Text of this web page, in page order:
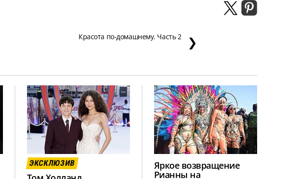
Красота по-домашнему. Часть 2 ❯
ЭКСКЛЮЗИВ Яркое возвращение
Рианны на